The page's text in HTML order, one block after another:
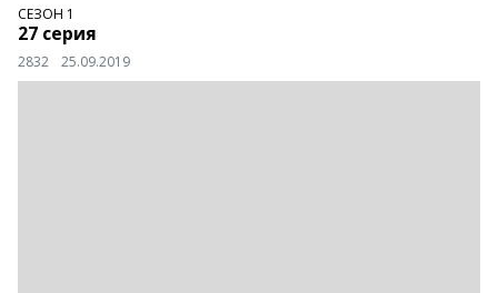
СЕЗОН 1
27 серия
2832 25.09.2019